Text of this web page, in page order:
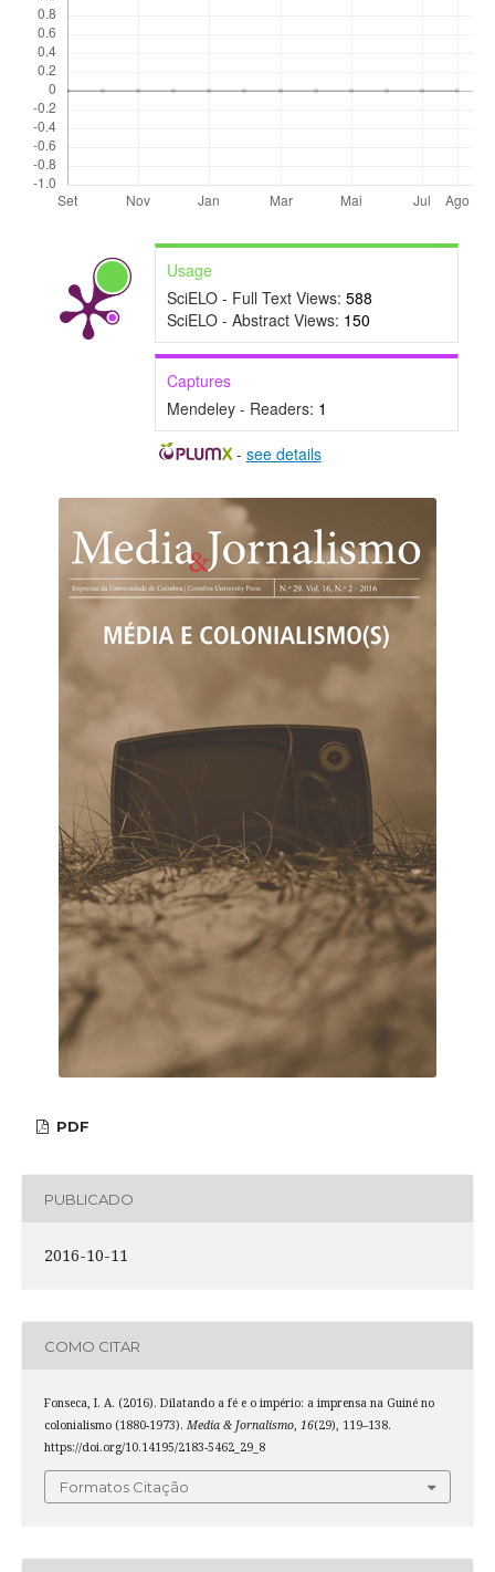
Usage
SciELO - Full Text Views: 588
SciELO - Abstract Views: 150
Captures
Mendeley - Readers: 1
- see details
PDF
PUBLICADO
2016-10-11
COMO CITAR
Fonseca, I. A. (2016). Dilatando a fé e o império: a imprensa na Guiné no
colonialismo (1880-1973). Media & Jornalismo, 16(29), 119–138.
https://doi.org/10.14195/2183-5462_29_8
Formatos Citação